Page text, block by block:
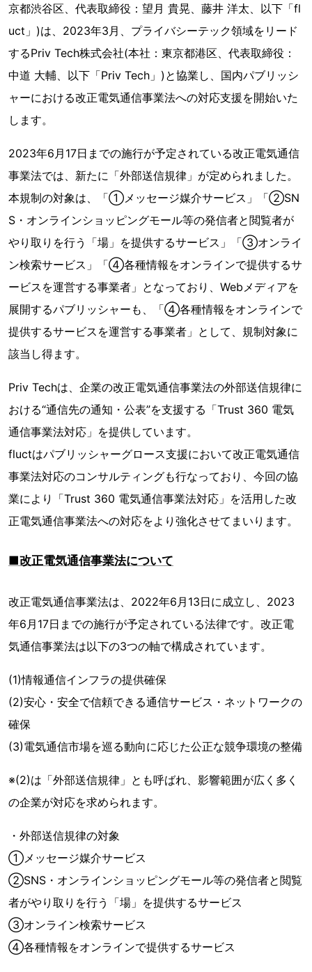
京都渋谷区、代表取締役：望月 貴晃、藤井 洋太、以下「fl
uct」)は、2023年3月、プライバシーテック領域をリード
するPriv Tech株式会社(本社：東京都港区、代表取締役：
中道 大輔、以下「Priv Tech」)と協業し、国内パブリッシ
ャーにおける改正電気通信事業法への対応支援を開始いた
します。
2023年6月17日までの施行が予定されている改正電気通信
事業法では、新たに「外部送信規律」が定められました。
本規制の対象は、「①メッセージ媒介サービス」「②SN
S・オンラインショッピングモール等の発信者と閲覧者が
やり取りを行う「場」を提供するサービス」「③オンライ
ン検索サービス」「④各種情報をオンラインで提供するサ
ービスを運営する事業者」となっており、Webメディアを
展開するパブリッシャーも、「④各種情報をオンラインで
提供するサービスを運営する事業者」として、規制対象に
該当し得ます。
Priv Techは、企業の改正電気通信事業法の外部送信規律に
おける“通信先の通知・公表”を支援する「Trust 360 電気
通信事業法対応」を提供しています。
fluctはパブリッシャーグロース支援において改正電気通信
事業法対応のコンサルティングも行なっており、今回の協
業により「Trust 360 電気通信事業法対応」を活用した改
正電気通信事業法への対応をより強化させてまいります。
■改正電気通信事業法について
改正電気通信事業法は、2022年6月13日に成立し、2023
年6月17日までの施行が予定されている法律です。改正電
気通信事業法は以下の3つの軸で構成されています。
(1)情報通信インフラの提供確保
(2)安心・安全で信頼できる通信サービス・ネットワークの
確保
(3)電気通信市場を巡る動向に応じた公正な競争環境の整備
※(2)は「外部送信規律」とも呼ばれ、影響範囲が広く多く
の企業が対応を求められます。
・外部送信規律の対象
①メッセージ媒介サービス
②SNS・オンラインショッピングモール等の発信者と閲覧
者がやり取りを行う「場」を提供するサービス
③オンライン検索サービス
④各種情報をオンラインで提供するサービス